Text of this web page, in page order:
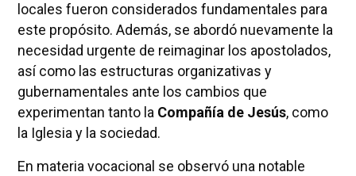
locales fueron considerados fundamentales para
este propósito. Además, se abordó nuevamente la
necesidad urgente de reimaginar los apostolados,
así como las estructuras organizativas y
gubernamentales ante los cambios que
experimentan tanto la Compañía de Jesús, como
la Iglesia y la sociedad.
En materia vocacional se observó una notable